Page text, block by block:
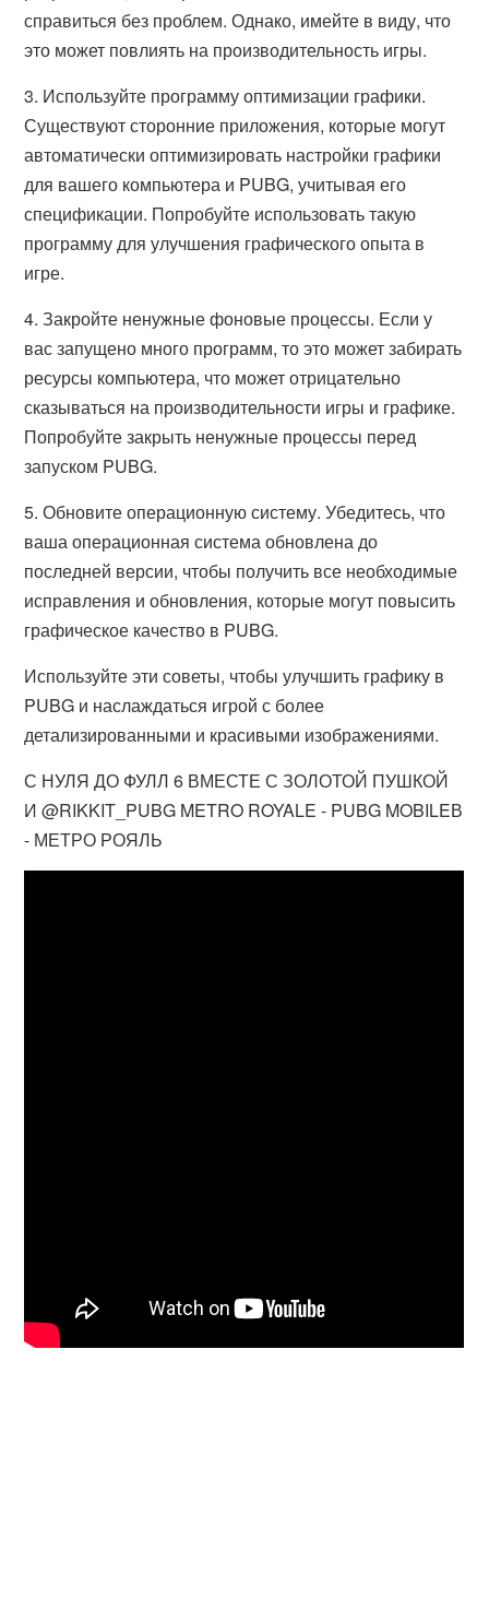
справиться без проблем. Однако, имейте в виду, что
это может повлиять на производительность игры.
3. Используйте программу оптимизации графики.
Существуют сторонние приложения, которые могут
автоматически оптимизировать настройки графики
для вашего компьютера и PUBG, учитывая его
спецификации. Попробуйте использовать такую
программу для улучшения графического опыта в
игре.
4. Закройте ненужные фоновые процессы. Если у
вас запущено много программ, то это может забирать
ресурсы компьютера, что может отрицательно
сказываться на производительности игры и графике.
Попробуйте закрыть ненужные процессы перед
запуском PUBG.
5. Обновите операционную систему. Убедитесь, что
ваша операционная система обновлена до
последней версии, чтобы получить все необходимые
исправления и обновления, которые могут повысить
графическое качество в PUBG.
Используйте эти советы, чтобы улучшить графику в
PUBG и наслаждаться игрой с более
детализированными и красивыми изображениями.
С НУЛЯ ДО ФУЛЛ 6 ВМЕСТЕ С ЗОЛОТОЙ ПУШКОЙ
И @RIKKIT_PUBG METRO ROYALE - PUBG MOBILEВ
- МЕТРО РОЯЛЬ